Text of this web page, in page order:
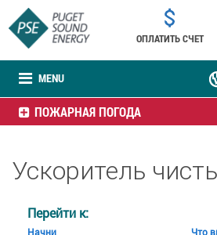
MENU
ОПЛАТИТЬ СЧЕТ
ПОЖАРНАЯ ПОГОДА
Ускоритель
Перейти к:
Начни
Что